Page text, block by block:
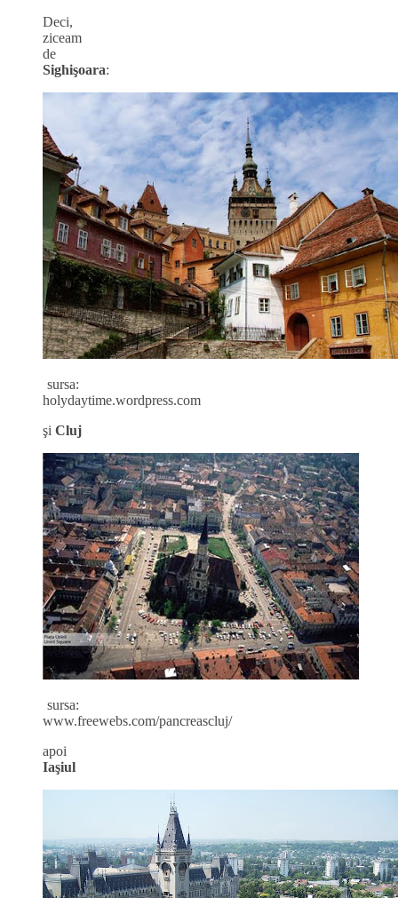
Deci,
ziceam
de
Sighişoara:
sursa:
holydaytime.wordpress.com
şi Cluj
sursa:
www.freewebs.com/pancreascluj/
apoi
Iaşiul